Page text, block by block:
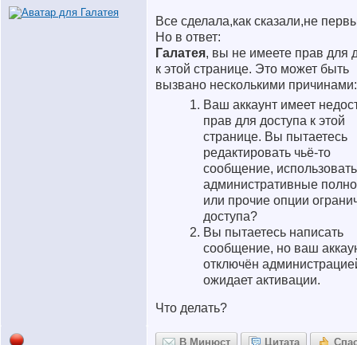
Все сделала,как сказали,не
Но в ответ:
Галатея, вы не имеете прав для
к этой странице. Это может быть
вызвано несколькими причинами:
Ваш аккаунт имеет
прав для доступа к этой
странице. Вы пытаетесь
редактировать чьё-то
сообщение, использовать
административные
или прочие опции
доступа?
Вы пытаетесь написать
сообщение, но ваш
отключён
ожидает активации.
Что делать?
В Минюст Цитата